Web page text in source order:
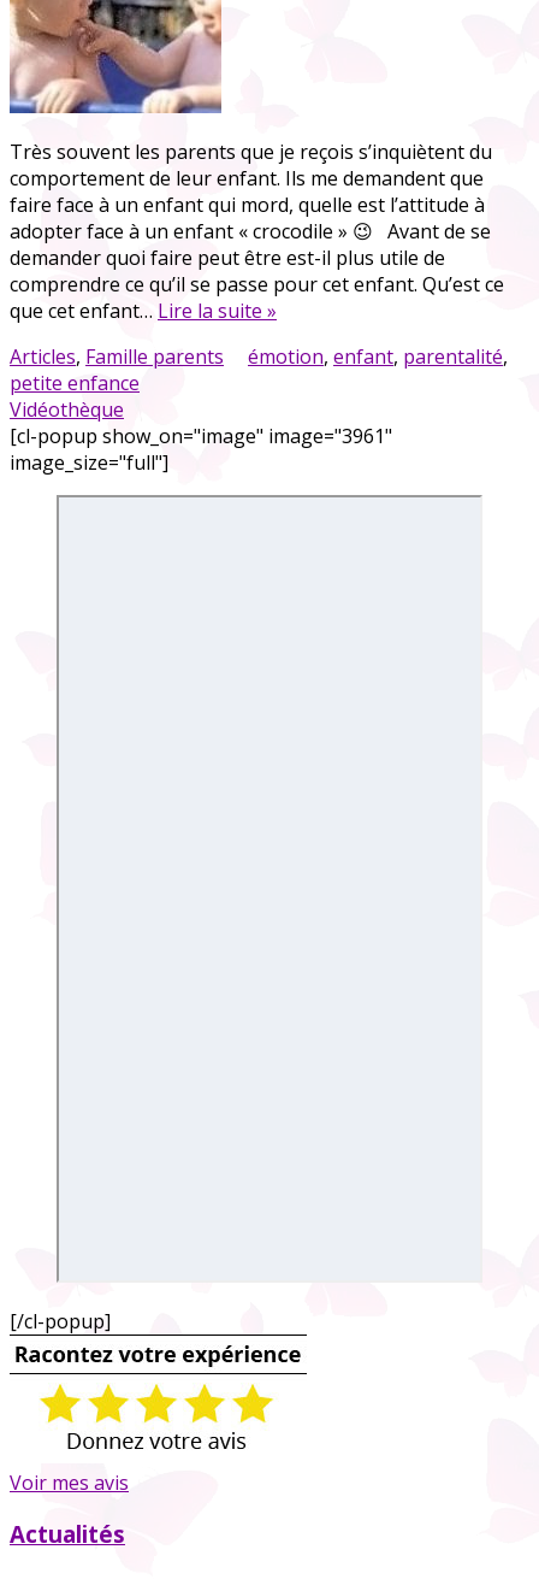
Très souvent les parents que je reçois s’inquiètent du
comportement de leur enfant. Ils me demandent que
faire face à un enfant qui mord, quelle est l’attitude à
adopter face à un enfant « crocodile » 😉 Avant de se
demander quoi faire peut être est-il plus utile de
comprendre ce qu’il se passe pour cet enfant. Qu’est ce
que cet enfant… Lire la suite »
Articles, Famille parents émotion, enfant, parentalité,
petite enfance
Vidéothèque
[cl-popup show_on="image" image="3961"
image_size="full"]
[/cl-popup]
Voir mes avis
Actualités